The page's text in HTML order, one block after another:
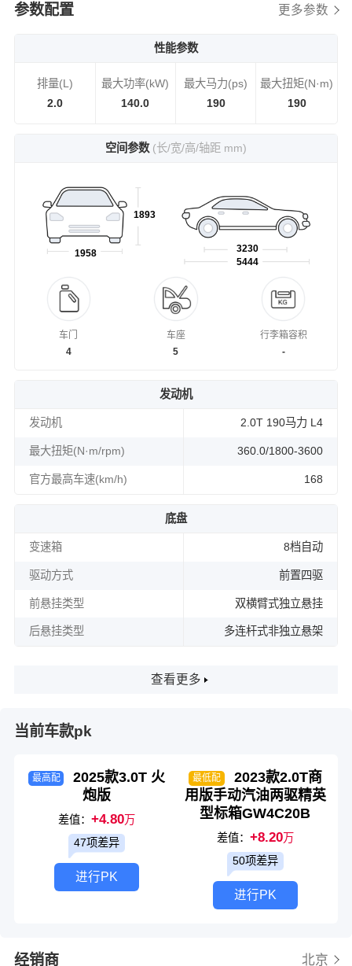
参数配置 更多参数
性能参数
排量(L)
2.0
最大功率(kW)
140.0
最大马力(ps)
190
最大扭矩(N·m)
190
空间参数 (长/宽/高/轴距 mm)
1958
1893
5444
3230
车门
4
车座
5
行李箱容积
-
发动机
发动机 2.0T 190马力 L4
最大扭矩(N·m/rpm) 360.0/1800-3600
官方最高车速(km/h) 168
底盘
变速箱 8档自动
驱动方式 前置四驱
前悬挂类型 双横臂式独立悬挂
后悬挂类型 多连杆式非独立悬架
查看更多
当前车款pk
最高配
2025款3.0T 火
炮版
差值：+4.80万
47项差异
进行PK
最低配
2023款2.0T商
用版手动汽油两驱精英
型标箱GW4C20B
差值： +8.20万
50项差异
进行PK
经销商 北京